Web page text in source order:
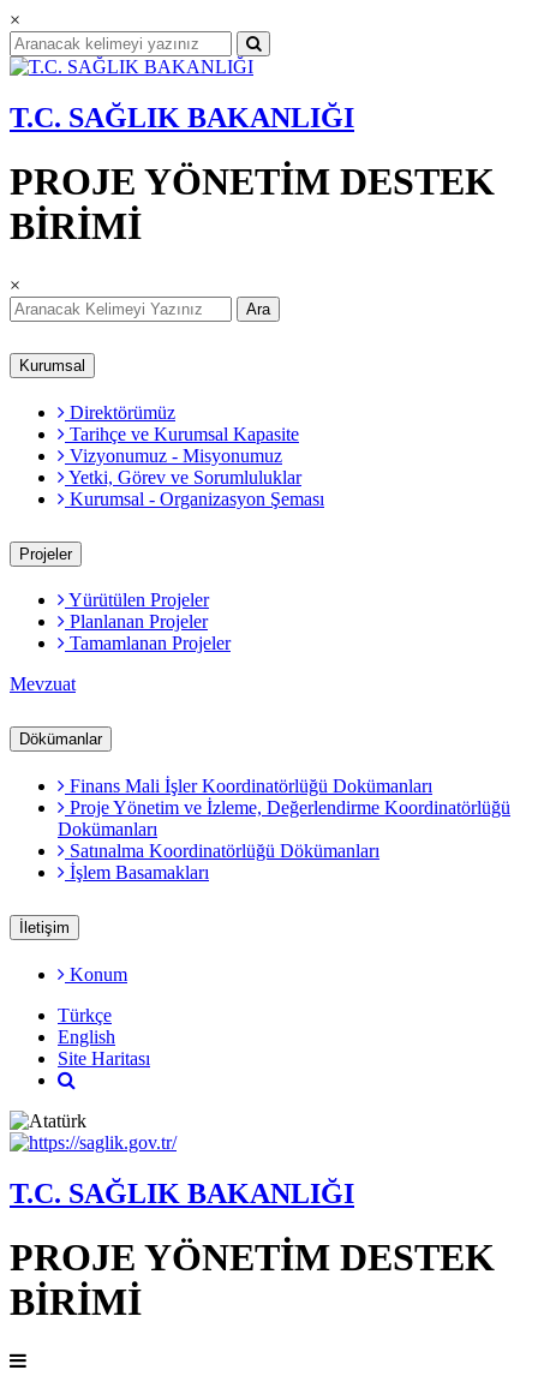
×
T.C. SAĞLIK BAKANLIĞI
PROJE YÖNETİM DESTEK
BİRİMİ
×
Ara
Kurumsal
Direktörümüz
Tarihçe ve Kurumsal Kapasite
Vizyonumuz - Misyonumuz
Yetki, Görev ve Sorumluluklar
Kurumsal - Organizasyon Şeması
Projeler
Yürütülen Projeler
Planlanan Projeler
Tamamlanan Projeler
Mevzuat
Dökümanlar
Finans Mali İşler Koordinatörlüğü Dokümanları
Proje Yönetim ve İzleme, Değerlendirme Koordinatörlüğü
Dokümanları
Satınalma Koordinatörlüğü Dökümanları
İşlem Basamakları
İletişim
Konum
Türkçe
English
Site Haritası
T.C. SAĞLIK BAKANLIĞI
PROJE YÖNETİM DESTEK
BİRİMİ